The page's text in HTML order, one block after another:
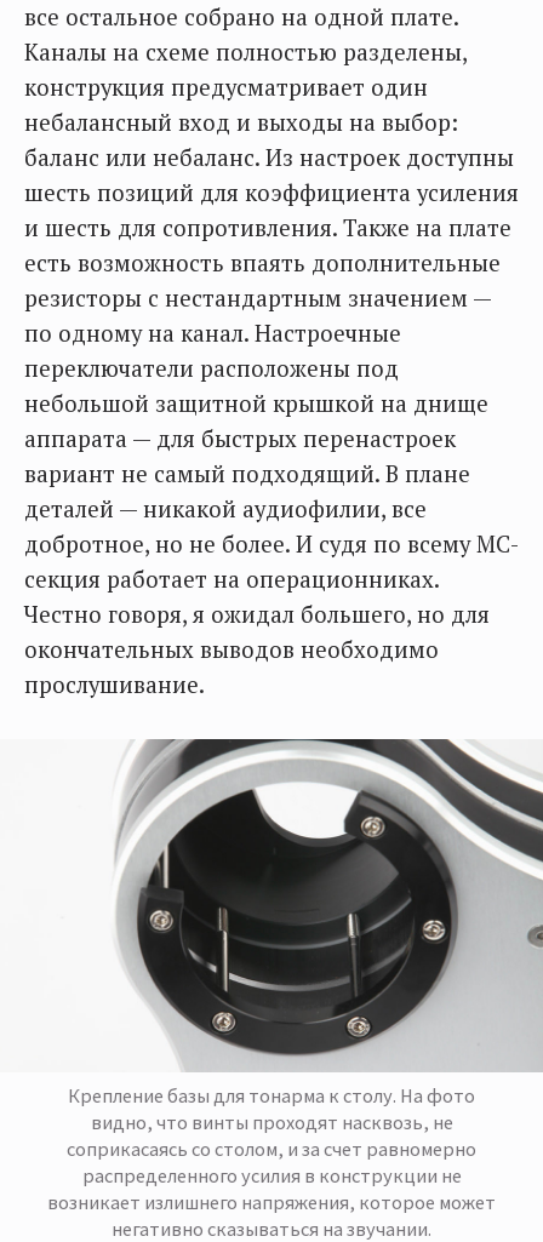
все остальное собрано на одной плате.
Каналы на схеме полностью разделены,
конструкция предусматривает один
небалансный вход и выходы на выбор:
баланс или небаланс. Из настроек доступны
шесть позиций для коэффициента усиления
и шесть для сопротивления. Также на плате
есть возможность впаять дополнительные
резисторы с нестандартным значением —
по одному на канал. Настроечные
переключатели расположены под
небольшой защитной крышкой на днище
аппарата — для быстрых перенастроек
вариант не самый подходящий. В плане
деталей — никакой аудиофилии, все
добротное, но не более. И судя по всему МС-
секция работает на операционниках.
Честно говоря, я ожидал большего, но для
окончательных выводов необходимо
прослушивание.
Крепление базы для тонарма к столу. На фото
видно, что винты проходят насквозь, не
соприкасаясь со столом, и за счет равномерно
распределенного усилия в конструкции не
возникает излишнего напряжения, которое может
негативно сказываться на звучании.